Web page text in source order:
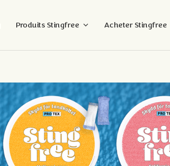
Produits Stingfree Acheter Stingfree